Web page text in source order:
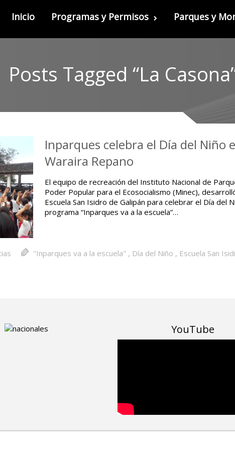
Inicio Programas y Permisos Parques y
Posts Tagged “La
Inparques celebra el Día del Niño
Waraira Repano
El equipo de recreación del Instituto Nacional de
Poder Popular para el Ecosocialismo (Minec),
Escuela San Isidro de Galipán para celebrar el Día del
programa “Inparques va a la escuela”…
"Inparques va a la escuela" , Día del Niño , Escuela San
YouTube